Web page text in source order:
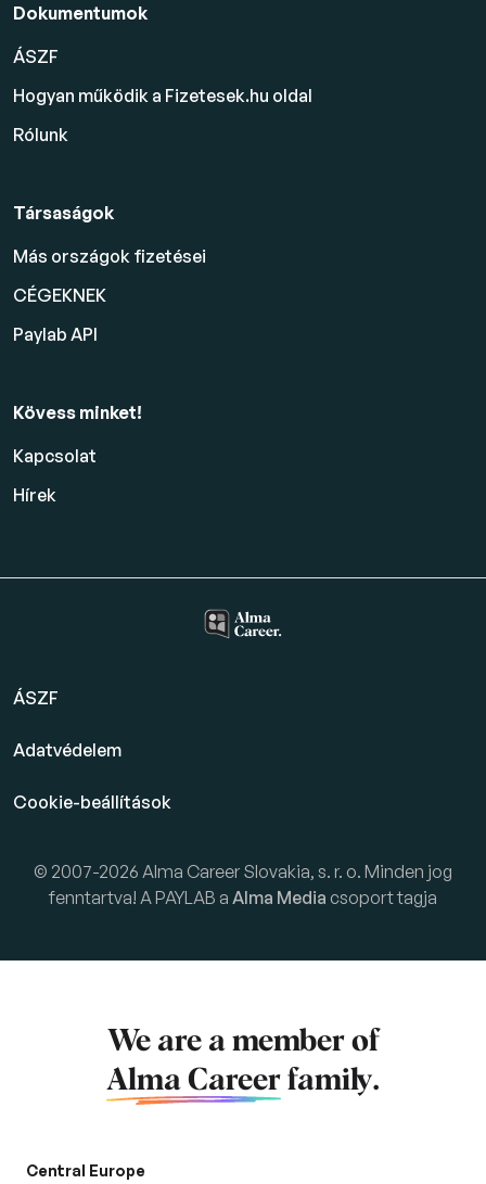
Dokumentumok
ÁSZF
Hogyan működik a Fizetesek.hu oldal
Rólunk
Társaságok
Más országok fizetései
CÉGEKNEK
Paylab API
Kövess minket!
Kapcsolat
Hírek
ÁSZF
Adatvédelem
Cookie-beállítások
© 2007-2026 Alma Career Slovakia, s. r. o. Minden jog
fenntartva! A PAYLAB a Alma Media csoport tagja
We are a member of
Alma Career family.
Central Europe